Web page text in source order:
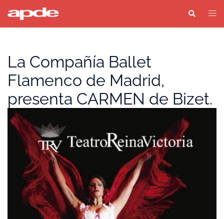
contenido
Buscar
La Compañía Ballet
Flamenco de Madrid,
presenta CARMEN de Bizet.